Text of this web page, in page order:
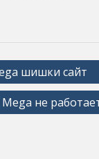
шишки сайт
не